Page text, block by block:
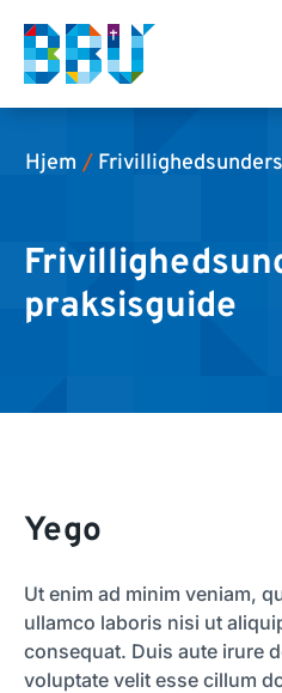
Hjem /
praksisguide
Yego
Ut enim ad minim veniam,
ullamco laboris nisi ut
consequat. Duis aute irure
voluptate velit esse cillum